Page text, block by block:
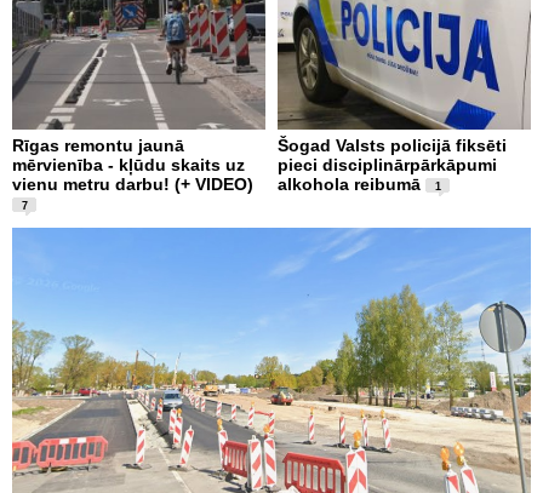
Rīgas remontu jaunā
mērvienība - kļūdu skaits uz
vienu metru darbu! (+ VIDEO)
7
Šogad Valsts policijā fiksēti
pieci disciplinārpārkāpumi
alkohola reibumā
1